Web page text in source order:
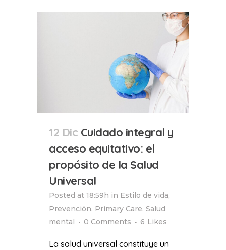
12 Dic Cuidado integral y
acceso equitativo: el
propósito de la Salud
Universal
Posted at 18:59h in Estilo de vida,
Prevención, Primary Care, Salud
mental
0 Comments 6 Likes
La salud universal constituye un